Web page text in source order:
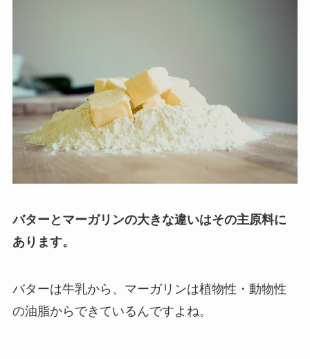
バターとマーガリンの大きな違いはその主原料に
あります。
バターは牛乳から、マーガリンは植物性・動物性
の油脂からできているんですよね。